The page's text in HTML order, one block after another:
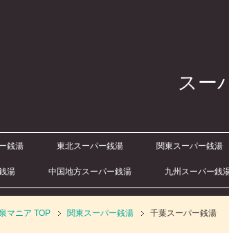
スー
銭湯 東北スーパー銭湯 関東スーパー銭湯
湯 中国地方スーパー銭湯 九州スーパー銭
マニア TOP 関東スーパー銭湯 千葉スーパー銭湯